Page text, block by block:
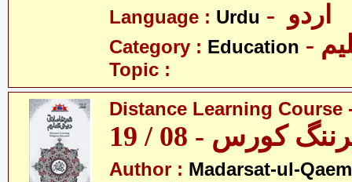
Language : Urdu
Category : Education
Topic :
Distance Learning Course
کورس - 08 / 19
Author : Madarsat-ul-